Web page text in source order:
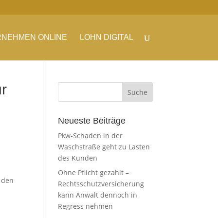
ONLINE LOHN DIGITAL
Neueste Beiträge
Pkw-Schaden in der
Waschstraße geht zu Lasten
des Kunden
Ohne Pflicht gezahlt –
Rechtsschutzversicherung
kann Anwalt dennoch in
Regress nehmen